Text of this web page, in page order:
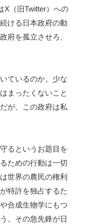
X（旧Twitter）への
ける日本政府の動
府を孤立させろ、
ているのか。少な
まったくないこと
が、この政府は私
るというお題目を
ための行動は一切
世界の農民の権利
特許を独占するた
合成生物学にもつ
。その急先鋒が日